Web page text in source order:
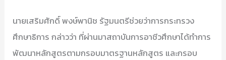
นายเสริมศักดิ์ พงษ์พานิช รัฐมนตรีช่วยว่าการกระทรวง
ศึกษาธิการ กล่าวว่า ที่ผ่านมาสถาบันการอาชีวศึกษาได้ทำการ
พัฒนาหลักสูตรตามกรอบมาตรฐานหลักสูตร และกรอบ